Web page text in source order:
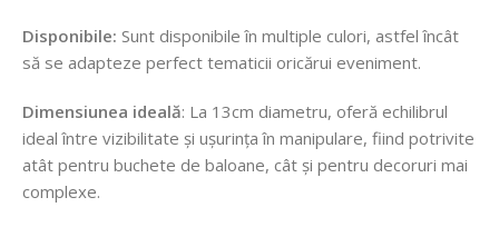
Disponibile: Sunt disponibile în multiple culori, astfel încât
să se adapteze perfect tematicii oricărui eveniment.
Dimensiunea ideală: La 13cm diametru, oferă echilibrul
ideal între vizibilitate și ușurința în manipulare, fiind potrivite
atât pentru buchete de baloane, cât și pentru decoruri mai
complexe.